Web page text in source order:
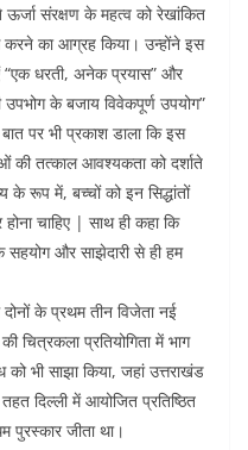
संरक्षण के महत्व को रेखांकित
का आग्रह किया। उन्होंने इस
“एक धरती, अनेक प्रयास” और
के बजाय विवेकपूर्ण उपयोग”
पर भी प्रकाश डाला कि इस
की तत्काल आवश्यकता को दर्शाते
के रूप में, बच्चों को इन सिद्धांतों
चाहिए | साथ ही कहा कि
और साझेदारी से ही हम
के प्रथम तीन विजेता नई
चित्रकला प्रतियोगिता में भाग
को भी साझा किया, जहां उत्तराखंड
दिल्ली में आयोजित प्रतिष्ठित
पुरस्कार जीता था।